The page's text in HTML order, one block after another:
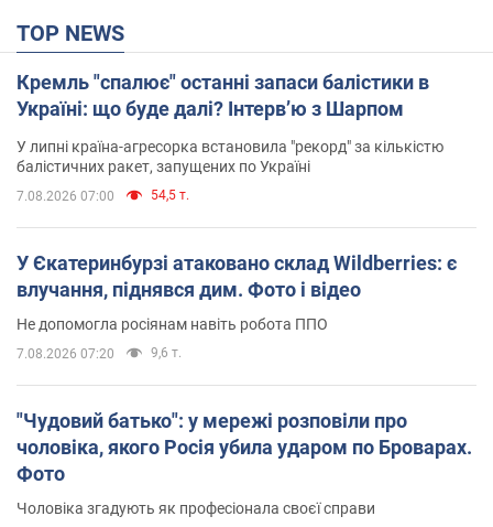
TOP NEWS
Кремль "спалює" останні запаси балістики в
Україні: що буде далі? Інтерв’ю з Шарпом
У липні країна-агресорка встановила "рекорд" за кількістю
балістичних ракет, запущених по Україні
7.08.2026 07:00 54,5 т.
У Єкатеринбурзі атаковано склад Wildberries: є
влучання, піднявся дим. Фото і відео
Не допомогла росіянам навіть робота ППО
7.08.2026 07:20 9,6 т.
"Чудовий батько": у мережі розповіли про
чоловіка, якого Росія убила ударом по Броварах.
Фото
Чоловіка згадують як професіонала своєї справи